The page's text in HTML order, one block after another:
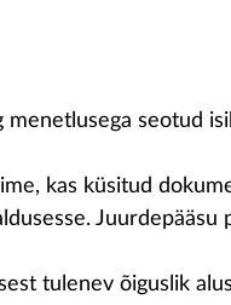
seotud
kas küsitud
tulenev õiguslik